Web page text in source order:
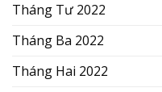
Tháng Tư 2022
Tháng Ba 2022
Tháng Hai 2022